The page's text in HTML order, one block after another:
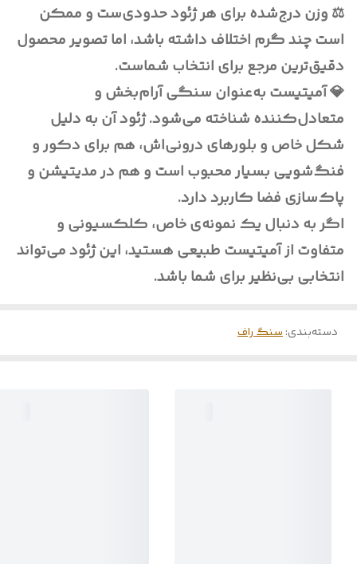
⚖️ وزن درج‌شده برای هر ژئود حدودی‌ست و ممکن
است چند گرم اختلاف داشته باشد، اما تصویر محصول
دقیق‌ترین مرجع برای انتخاب شماست.
💎 آمیتیست به‌عنوان سنگی آرام‌بخش و
متعادل‌کننده شناخته می‌شود. ژئود آن به دلیل
شکل خاص و بلورهای درونی‌اش، هم برای دکور و
فنگ‌شویی بسیار محبوب است و هم در مدیتیشن و
پاک‌سازی فضا کاربرد دارد.
اگر به دنبال یک نمونه‌ی خاص، کلکسیونی و
متفاوت از آمیتیست طبیعی هستید، این ژئود می‌تواند
انتخابی بی‌نظیر برای شما باشد.
دسته‌بندی:سنگ راف